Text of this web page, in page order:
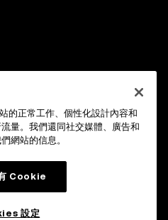
的正常工作、個性化設計內容和
量。我們還同社交媒體、廣告和
網站的信息。
Cookie
設定